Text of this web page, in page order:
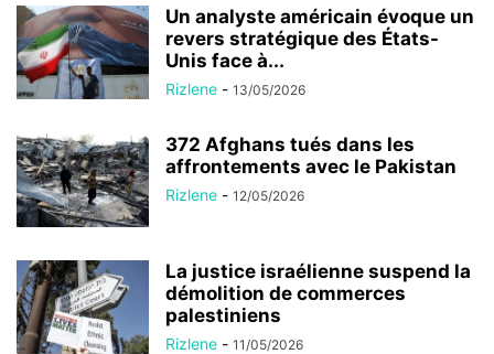
Un analyste américain évoque un
revers stratégique des États-
Unis face à...
Rizlene - 13/05/2026
372 Afghans tués dans les
affrontements avec le Pakistan
Rizlene - 12/05/2026
La justice israélienne suspend la
démolition de commerces
palestiniens
Rizlene - 11/05/2026